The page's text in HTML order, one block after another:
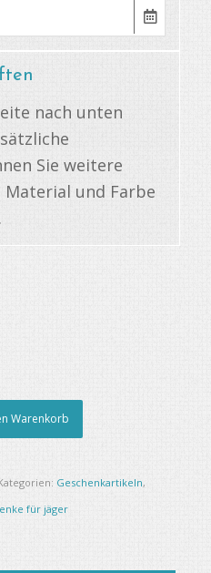
nach unten
Sie weitere
und Farbe
Warenkorb
Geschenkartikeln,
für jäger